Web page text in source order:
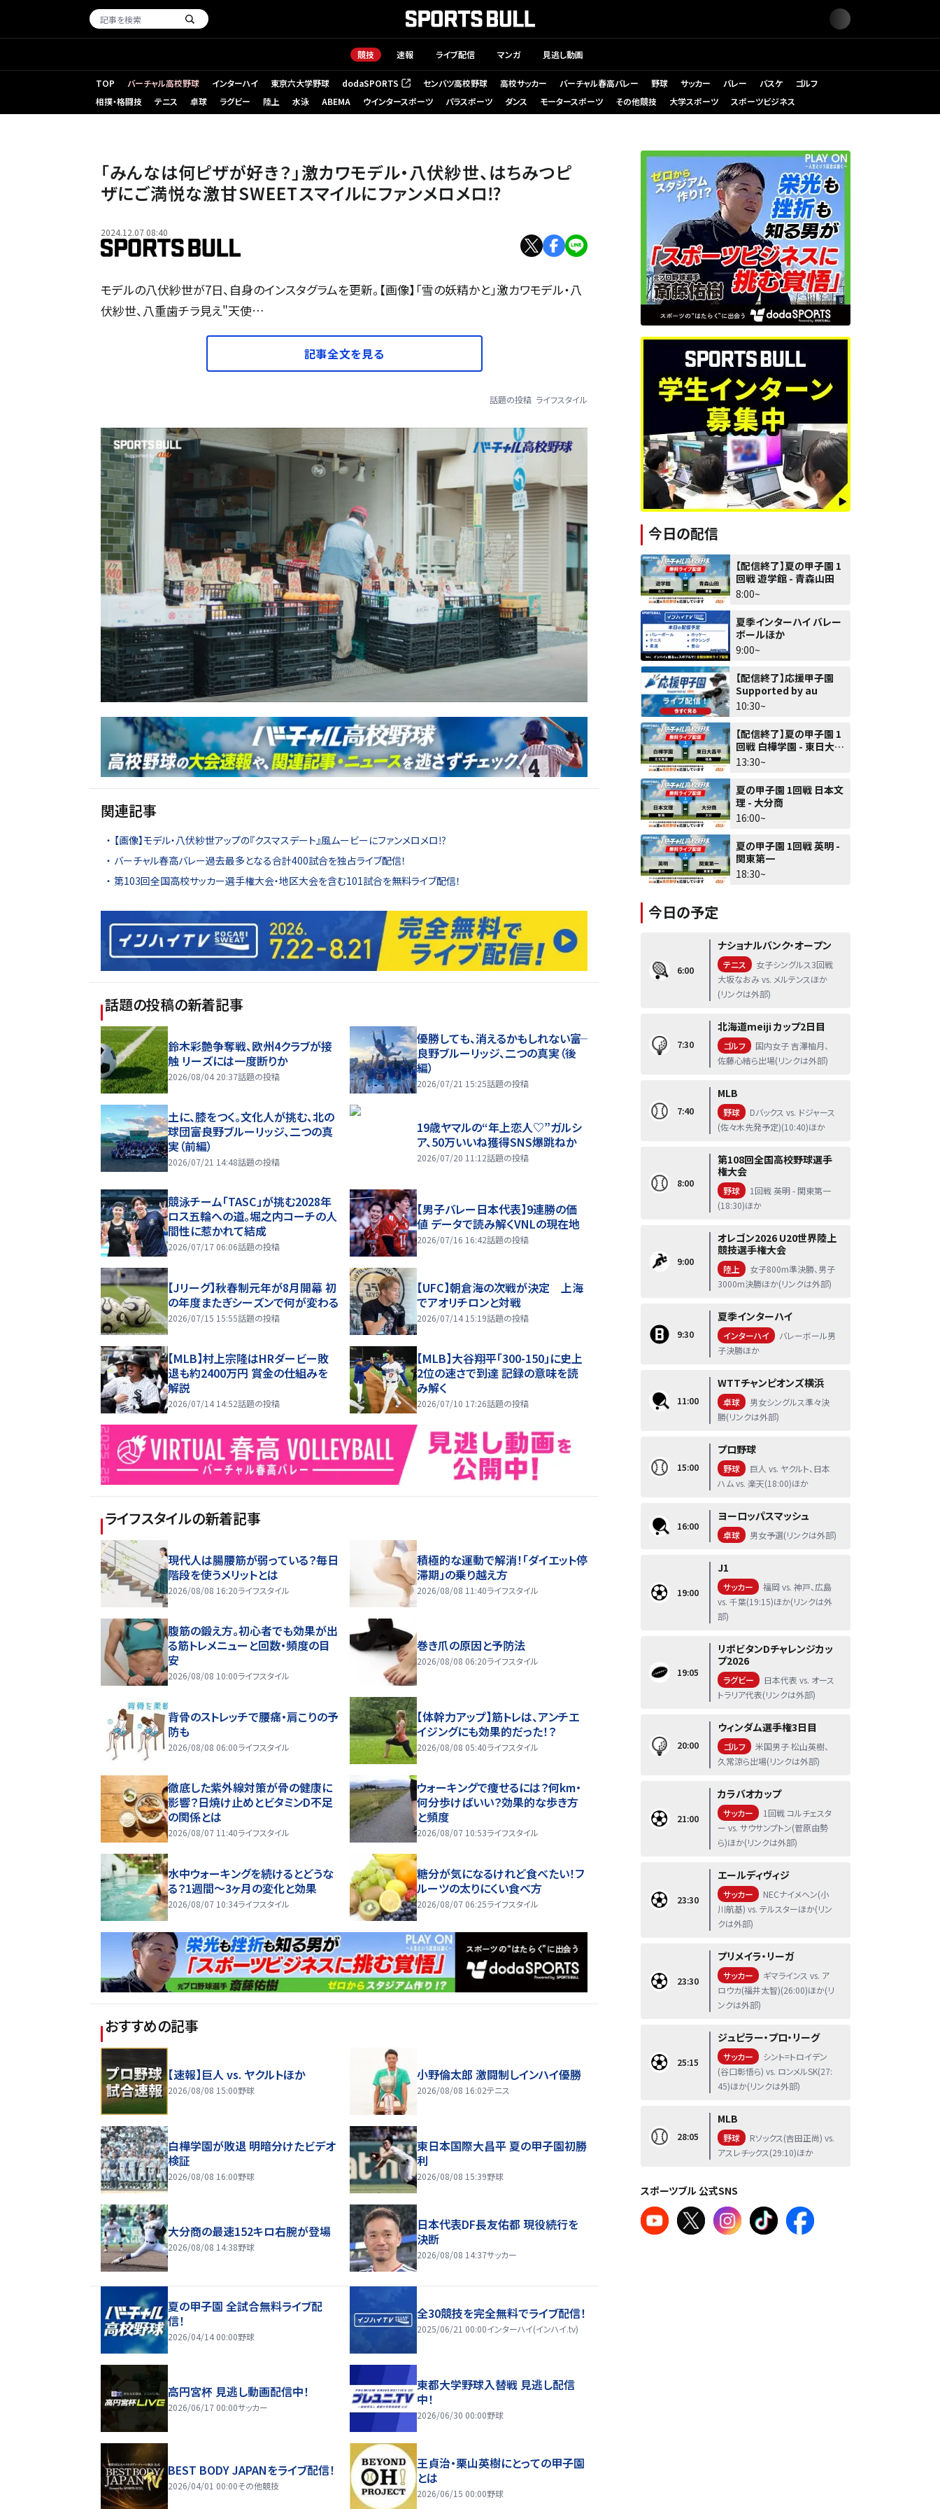
競技 速報 ライブ配信 マンガ 見逃し動画
TOP バーチャル高校野球 インターハイ 東京六大学野球 dodaSPORTS
（新しいタブで開く） センバツ高校野球 高校サッカー バーチャル春高バレー 野球 サッカー バレー バスケ
ゴルフ
相撲・格闘技
テニス 卓球 ラグビー 陸上 水泳 ABEMA ウインタースポーツ パラスポーツ ダンス モータースポーツ その他競技 大学スポーツ スポーツビジネス
「みんなは何ピザが好き？」激カワモデル・八伏紗世、はちみつピ
ザにご満悦な激甘SWEETスマイルにファンメロメロ⁉
2024.12.07 08:40
モデルの八伏紗世が7日、自身のインスタグラムを更新。【画像】「雪の妖精かと」激カワモデル・八
伏紗世、八重歯チラ見え"天使…
記事全文を見る
話題の投稿 ライフスタイル
関連記事
【画像】モデル・八伏紗世アップの『クスマスデート』風ムービーにファンメロメロ⁉
バーチャル春高バレー過去最多となる合計400試合を独占ライブ配信！
第103回全国高校サッカー選手権大会・地区大会を含む101試合を無料ライブ配信！
話題の投稿の新着記事
鈴木彩艶争奪戦、欧州4クラブが接
触 リーズには一度断りか
2026/08/04 20:37話題の投稿
優勝しても、消えるかもしれない――富
良野ブルーリッジ、二つの真実（後
編）
2026/07/21 15:25話題の投稿
土に、膝をつく。文化人が挑む、北の
球団――富良野ブルーリッジ、二つの真
実（前編）
2026/07/21 14:48話題の投稿
19歳ヤマルの“年上恋人♡”ガルシ
ア、50万いいね獲得SNS爆跳ねか
2026/07/20 11:12話題の投稿
競泳チーム「TASC」が挑む2028年
ロス五輪への道。堀之内コーチの人
間性に惹かれて結成
2026/07/17 06:06話題の投稿
【男子バレー日本代表】9連勝の価
値 データで読み解くVNLの現在地
2026/07/16 16:42話題の投稿
【Jリーグ】秋春制元年が8月開幕 初
の年度またぎシーズンで何が変わる
2026/07/15 15:55話題の投稿
【UFC】朝倉海の次戦が決定 上海
でアオリチロンと対戦
2026/07/14 15:19話題の投稿
【MLB】村上宗隆はHRダービー敗
退も約2400万円 賞金の仕組みを
解説
2026/07/14 14:52話題の投稿
【MLB】大谷翔平「300-150」に史上
2位の速さで到達 記録の意味を読
み解く
2026/07/10 17:26話題の投稿
ライフスタイルの新着記事
現代人は腸腰筋が弱っている？毎日
階段を使うメリットとは
2026/08/08 16:20ライフスタイル
積極的な運動で解消！「ダイエット停
滞期」の乗り越え方
2026/08/08 11:40ライフスタイル
腹筋の鍛え方。初心者でも効果が出
る筋トレメニューと回数・頻度の目
安
2026/08/08 10:00ライフスタイル
巻き爪の原因と予防法
2026/08/08 06:20ライフスタイル
背骨のストレッチで腰痛・肩こりの予
防も
2026/08/08 06:00ライフスタイル
【体幹力アップ】筋トレは、アンチエ
イジングにも効果的だった！？
2026/08/08 05:40ライフスタイル
徹底した紫外線対策が骨の健康に
影響？日焼け止めとビタミンD不足
の関係とは
2026/08/07 11:40ライフスタイル
ウォーキングで痩せるには？何km・
何分歩けばいい？効果的な歩き方
と頻度
2026/08/07 10:53ライフスタイル
水中ウォーキングを続けるとどうな
る？1週間～3ヶ月の変化と効果
2026/08/07 10:34ライフスタイル
糖分が気になるけれど食べたい！フ
ルーツの太りにくい食べ方
2026/08/07 06:25ライフスタイル
おすすめの記事
【速報】巨人 vs. ヤクルトほか
2026/08/08 15:00野球
小野倫太郎 激闘制しインハイ優勝
2026/08/08 16:02テニス
白樺学園が敗退 明暗分けたビデオ
検証
2026/08/08 16:00野球
東日本国際大昌平 夏の甲子園初勝
利
2026/08/08 15:39野球
大分商の最速152キロ右腕が登場
2026/08/08 14:38野球
日本代表DF長友佑都 現役続行を
決断
2026/08/08 14:37サッカー
夏の甲子園 全試合無料ライブ配
信！
2026/04/14 00:00野球
全30競技を完全無料でライブ配信！
2025/06/21 00:00インターハイ(インハイ.tv)
高円宮杯 見逃し動画配信中！
2026/06/17 00:00サッカー
東都大学野球入替戦 見逃し配信
中！
2026/06/30 00:00野球
BEST BODY JAPANをライブ配信！
2026/04/01 00:00その他競技
王貞治・栗山英樹にとっての甲子園
とは
2026/06/15 00:00野球
今日の配信
【配信終了】夏の甲子園 1
回戦 遊学館 - 青森山田
8:00~
夏季インターハイ バレー
ボールほか
9:00~
【配信終了】応援甲子園
Supported by au
10:30~
【配信終了】夏の甲子園 1
回戦 白樺学園 - 東日大昌
平
13:30~
夏の甲子園 1回戦 日本文
理 - 大分商
16:00~
夏の甲子園 1回戦 英明 -
関東第一
18:30~
今日の予定
6:00
ナショナルバンク・オープン
テニス
女子シングルス3回戦
大坂なおみ vs. メルテンスほか
(リンクは外部)
7:30
北海道meiji カップ2日目
ゴルフ
国内女子 吉澤柚月、
佐藤心結ら出場(リンクは外部)
7:40
MLB
野球
Dバックス vs. ドジャース
(佐々木先発予定)(10:40)ほか
8:00
第108回全国高校野球選手
権大会
野球
1回戦 英明 - 関東第一
(18:30)ほか
9:00
オレゴン2026 U20世界陸上
競技選手権大会
陸上
女子800m準決勝、男子
3000m決勝ほか(リンクは外部)
9:30
夏季インターハイ
インターハイ
バレーボール男
子決勝ほか
11:00
WTTチャンピオンズ横浜
卓球
男女シングルス準々決
勝(リンクは外部)
15:00
プロ野球
野球
巨人 vs. ヤクルト、日本
ハム vs. 楽天(18:00)ほか
16:00
ヨーロッパスマッシュ
卓球 男女予選(リンクは外部)
19:00
J1
サッカー
福岡 vs. 神戸、広島
vs. 千葉(19:15)ほか(リンクは外
部)
19:05
リポビタンDチャレンジカッ
プ2026
ラグビー
日本代表 vs. オース
トラリア代表(リンクは外部)
20:00
ウィンダム選手権3日目
ゴルフ
米国男子 松山英樹、
久常涼ら出場(リンクは外部)
21:00
カラバオカップ
サッカー
1回戦 コルチェスタ
ー vs. サウサンプトン(菅原由勢
ら)ほか(リンクは外部)
23:30
エールディヴィジ
サッカー
NECナイメヘン(小
川航基) vs. テルスターほか(リン
クは外部)
23:30
プリメイラ・リーガ
サッカー
ギマラインス vs. ア
ロウカ(福井太智)(26:00)ほか(リ
ンクは外部)
25:15
ジュピラー・プロ・リーグ
サッカー
シント=トロイデン
(谷口彰悟ら) vs. ロンメルSK(27:
45)ほか(リンクは外部)
28:05
MLB
野球
Rソックス(吉田正尚) vs.
アスレチックス(29:10)ほか
スポーツブル 公式SNS